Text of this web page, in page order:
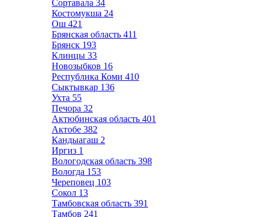
Сортавала 34
Костомукша 24
Ош 421
Брянская область 411
Брянск 193
Клинцы 33
Новозыбков 16
Республика Коми 410
Сыктывкар 136
Ухта 55
Печора 32
Актюбинская область 401
Актобе 382
Кандыагаш 2
Иргиз 1
Вологодская область 398
Вологда 153
Череповец 103
Сокол 13
Тамбовская область 391
Тамбов 241